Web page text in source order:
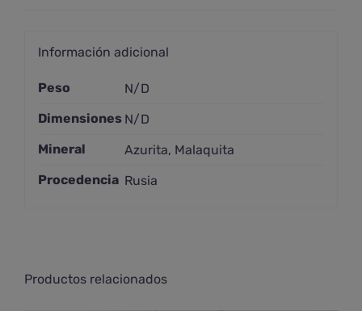
Información adicional
Peso
N/D
Dimensiones N/D
Mineral
Azurita, Malaquita
Procedencia Rusia
Productos relacionados